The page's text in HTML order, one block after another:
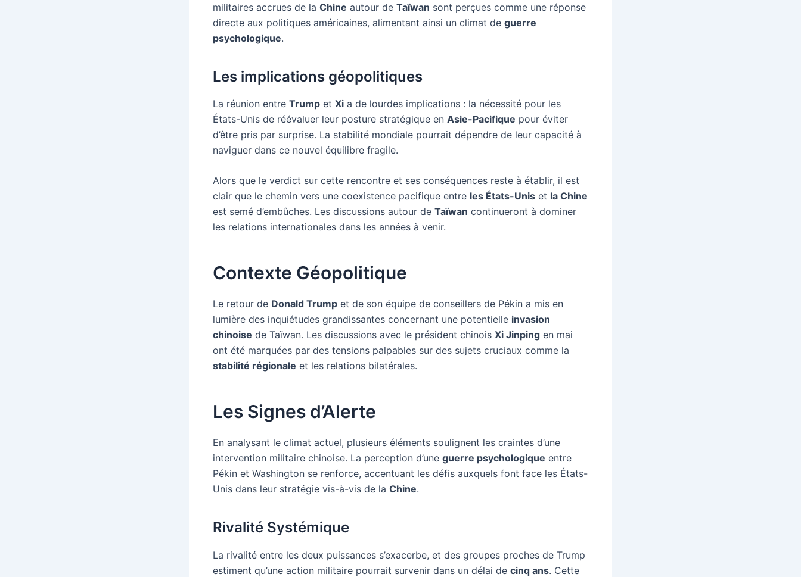
militaires accrues de la Chine autour de Taïwan sont perçues comme une réponse
directe aux politiques américaines, alimentant ainsi un climat de guerre
psychologique.
Les implications géopolitiques
La réunion entre Trump et Xi a de lourdes implications : la nécessité pour les
États-Unis de réévaluer leur posture stratégique en Asie-Pacifique pour éviter
d’être pris par surprise. La stabilité mondiale pourrait dépendre de leur capacité à
naviguer dans ce nouvel équilibre fragile.
Alors que le verdict sur cette rencontre et ses conséquences reste à établir, il est
clair que le chemin vers une coexistence pacifique entre les États-Unis et la Chine
est semé d’embûches. Les discussions autour de Taïwan continueront à dominer
les relations internationales dans les années à venir.
Contexte Géopolitique
Le retour de Donald Trump et de son équipe de conseillers de Pékin a mis en
lumière des inquiétudes grandissantes concernant une potentielle invasion
chinoise de Taïwan. Les discussions avec le président chinois Xi Jinping en mai
ont été marquées par des tensions palpables sur des sujets cruciaux comme la
stabilité régionale et les relations bilatérales.
Les Signes d’Alerte
En analysant le climat actuel, plusieurs éléments soulignent les craintes d’une
intervention militaire chinoise. La perception d’une guerre psychologique entre
Pékin et Washington se renforce, accentuant les défis auxquels font face les États-
Unis dans leur stratégie vis-à-vis de la Chine.
Rivalité Systémique
La rivalité entre les deux puissances s’exacerbe, et des groupes proches de Trump
estiment qu’une action militaire pourrait survenir dans un délai de cinq ans. Cette